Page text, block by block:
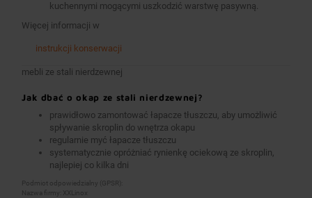
kuchennymi mogącymi uszkodzić warstwę pasywną.
Więcej informacji w
instrukcji konserwacji
mebli ze stali nierdzewnej
Jak dbać o okap ze stali nierdzewnej?
prawidłowo zamontować łapacze tłuszczu, aby umożliwić
spływanie skroplin do wnętrza okapu
regularnie myć łapacze tłuszczu
systematycznie opróżniać rynienkę ociekową ze skroplin,
najlepiej co kilka dni
Podmiot odpowiedzialny (GPSR):
Nazwa firmy: XXLinox